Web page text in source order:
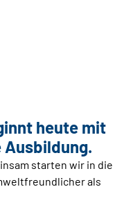
heute mit
Ausbildung.
starten wir in die
als